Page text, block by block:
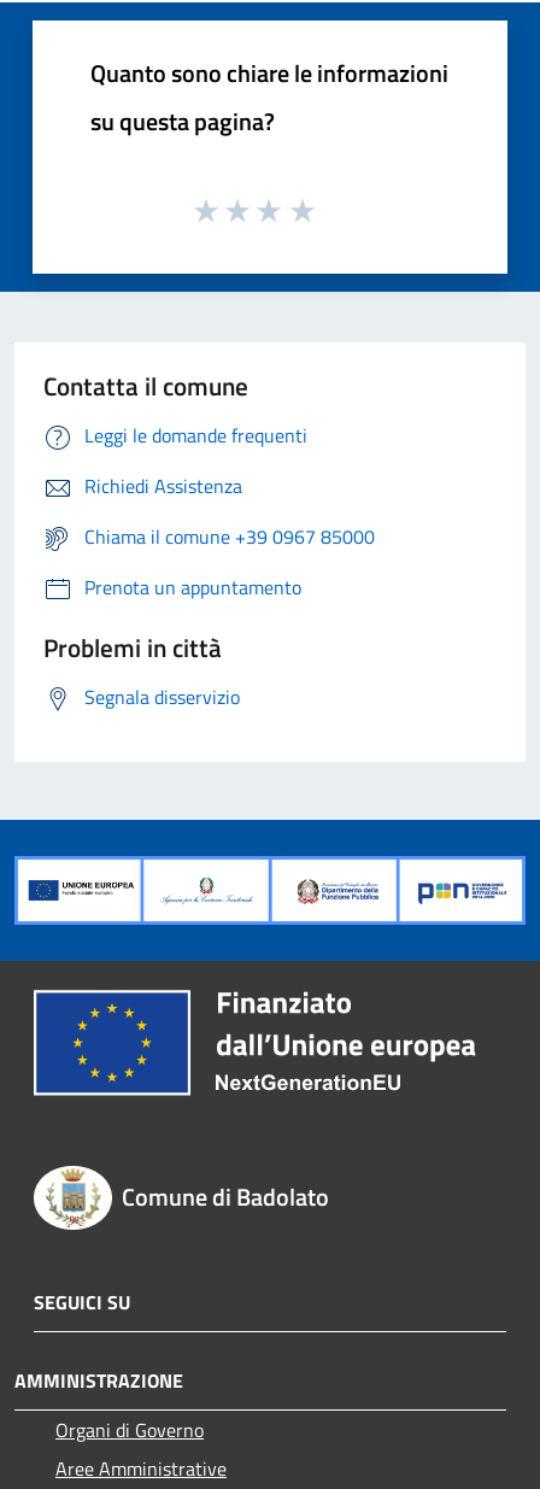
Quanto sono chiare le informazioni
su questa pagina?
Contatta il comune
Leggi le domande frequenti
Richiedi Assistenza
Chiama il comune +39 0967 85000
Prenota un appuntamento
Problemi in città
Segnala disservizio
Comune di Badolato
SEGUICI SU
AMMINISTRAZIONE
Organi di Governo
Aree Amministrative